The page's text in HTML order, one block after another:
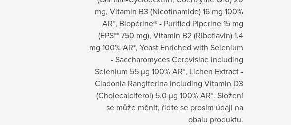
mg, Vitamin B3 (Nicotinamide) 16 mg 100%
AR*, Biopérine® - Purified Piperine 15 mg
(EPS** 750 mg), Vitamin B2 (Riboflavin) 1.4
mg 100% AR*, Yeast Enriched with Selenium
- Saccharomyces Cerevisiae including
Selenium 55 µg 100% AR*, Lichen Extract -
Cladonia Rangiferina including Vitamin D3
(Cholecalciferol) 5.0 µg 100% AR*. Složení
se může měnit, řiďte se prosím údaji na
obalu produktu.